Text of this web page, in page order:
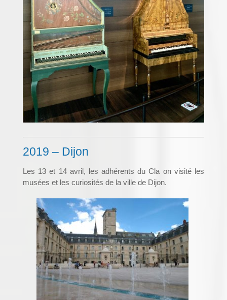
2019 – Dijon
Les 13 et 14 avril, les adhérents du Cla on visité les
musées et les curiosités de la ville de Dijon.